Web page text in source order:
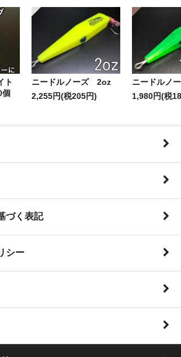
ト
ニードルノーズ 2oz
2,255円(税205円)
ニードルノ
1,980円(税
づく表記
シー